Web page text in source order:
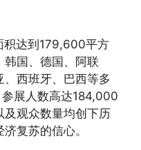
积达到179,600平方
国、德国、阿联
西班牙、巴西等多
展人数高达184,000
及观众数量均创下历
复苏的信心。